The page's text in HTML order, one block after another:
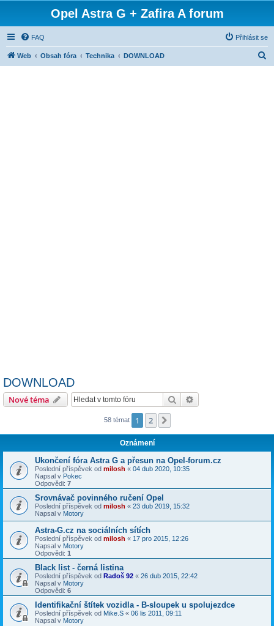
Opel Astra G + Zafira A forum
FAQ Přihlásit se
Web Obsah fóra Technika DOWNLOAD
DOWNLOAD
Nové téma Hledat
58 témat 1 2
Oznámení
Ukončení fóra Astra G a přesun na Opel-forum.cz
Poslední příspěvek od milosh « 04 dub 2020, 10:35
Napsal v Pokec
Odpovědi: 7
Srovnávač povinného ručení Opel
Poslední příspěvek od milosh « 23 dub 2019, 15:32
Napsal v Motory
Astra-G.cz na sociálních sítích
Poslední příspěvek od milosh « 17 pro 2015, 12:26
Napsal v Motory
Odpovědi: 1
Black list - černá listina
Poslední příspěvek od Radoš 92 « 26 dub 2015, 22:42
Napsal v Motory
Odpovědi: 6
Identifikační štítek vozidla - B-sloupek u spolujezdce
Poslední příspěvek od Mike.S « 06 lis 2011, 09:11
Napsal v Motory